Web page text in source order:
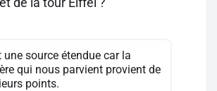
une source étendue car la
qui nous parvient provient de
points.